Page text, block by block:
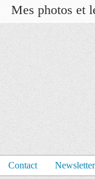
Mes photos et
Contact Newsletter